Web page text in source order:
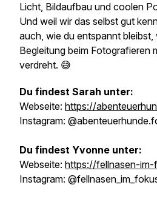
Licht, Bildaufbau und coolen
Und weil wir das selbst gut
auch, wie du entspannt bleibst,
Begleitung beim Fotografieren
verdreht. 😅
Du findest Sarah unter:
Webseite: https://
Instagram:
Du findest Yvonne unter:
Webseite: https://fellnasen-im-
Instagram: